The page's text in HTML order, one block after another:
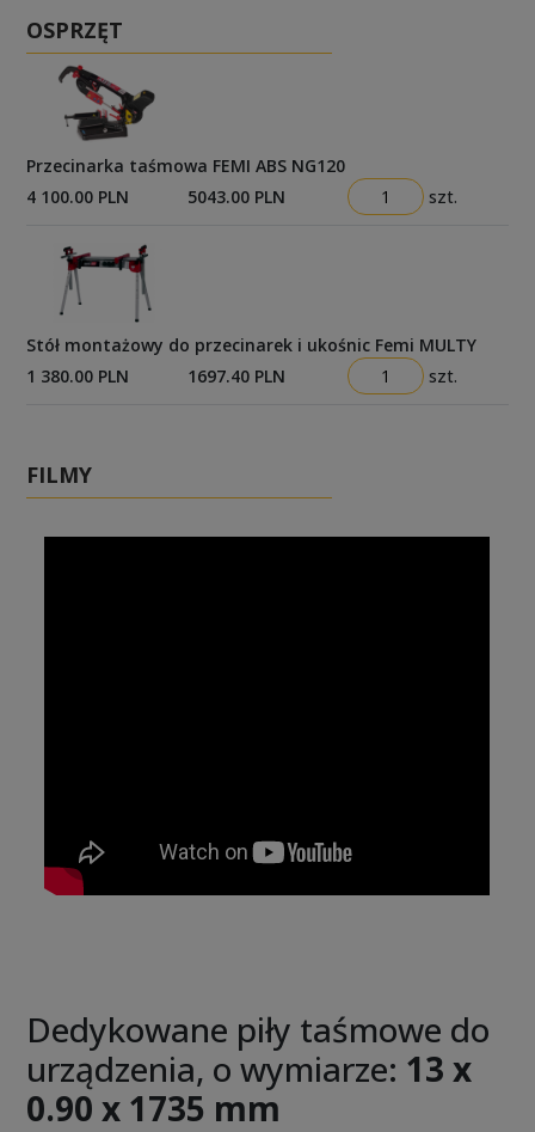
OSPRZĘT
Przecinarka taśmowa FEMI ABS NG120
4 100.00 PLN
5043.00 PLN szt.
Stół montażowy do przecinarek i ukośnic Femi MULTY
1 380.00 PLN
1697.40 PLN szt.
FILMY
Dedykowane piły taśmowe do
urządzenia, o wymiarze: 13 x
0.90 x 1735 mm